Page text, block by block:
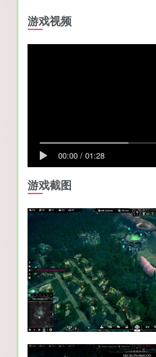
游戏视频
00:00 / 01:28
游戏截图